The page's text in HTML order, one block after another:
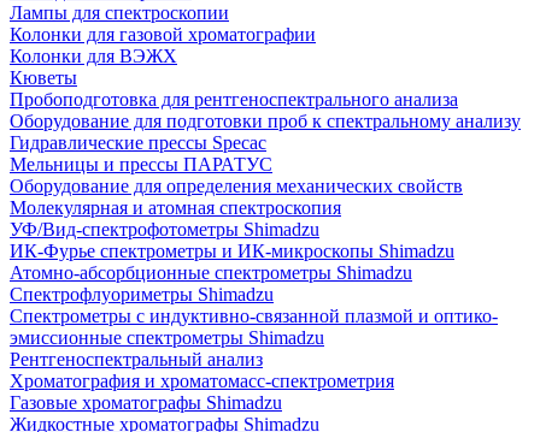
Лампы для спектроскопии
Колонки для газовой хроматографии
Колонки для ВЭЖХ
Кюветы
Пробоподготовка для рентгеноспектрального анализа
Оборудование для подготовки проб к спектральному анализу
Гидравлические прессы Specac
Мельницы и прессы ПАРАТУС
Оборудование для определения механических свойств
Молекулярная и атомная спектроскопия
УФ/Вид-спектрофотометры Shimadzu
ИК-Фурье спектрометры и ИК-микроскопы Shimadzu
Атомно-абсорбционные спектрометры Shimadzu
Спектрофлуориметры Shimadzu
Спектрометры с индуктивно-связанной плазмой и оптико-
эмиссионные спектрометры Shimadzu
Рентгеноспектральный анализ
Хроматография и хроматомасс-спектрометрия
Газовые хроматографы Shimadzu
Жидкостные хроматографы Shimadzu